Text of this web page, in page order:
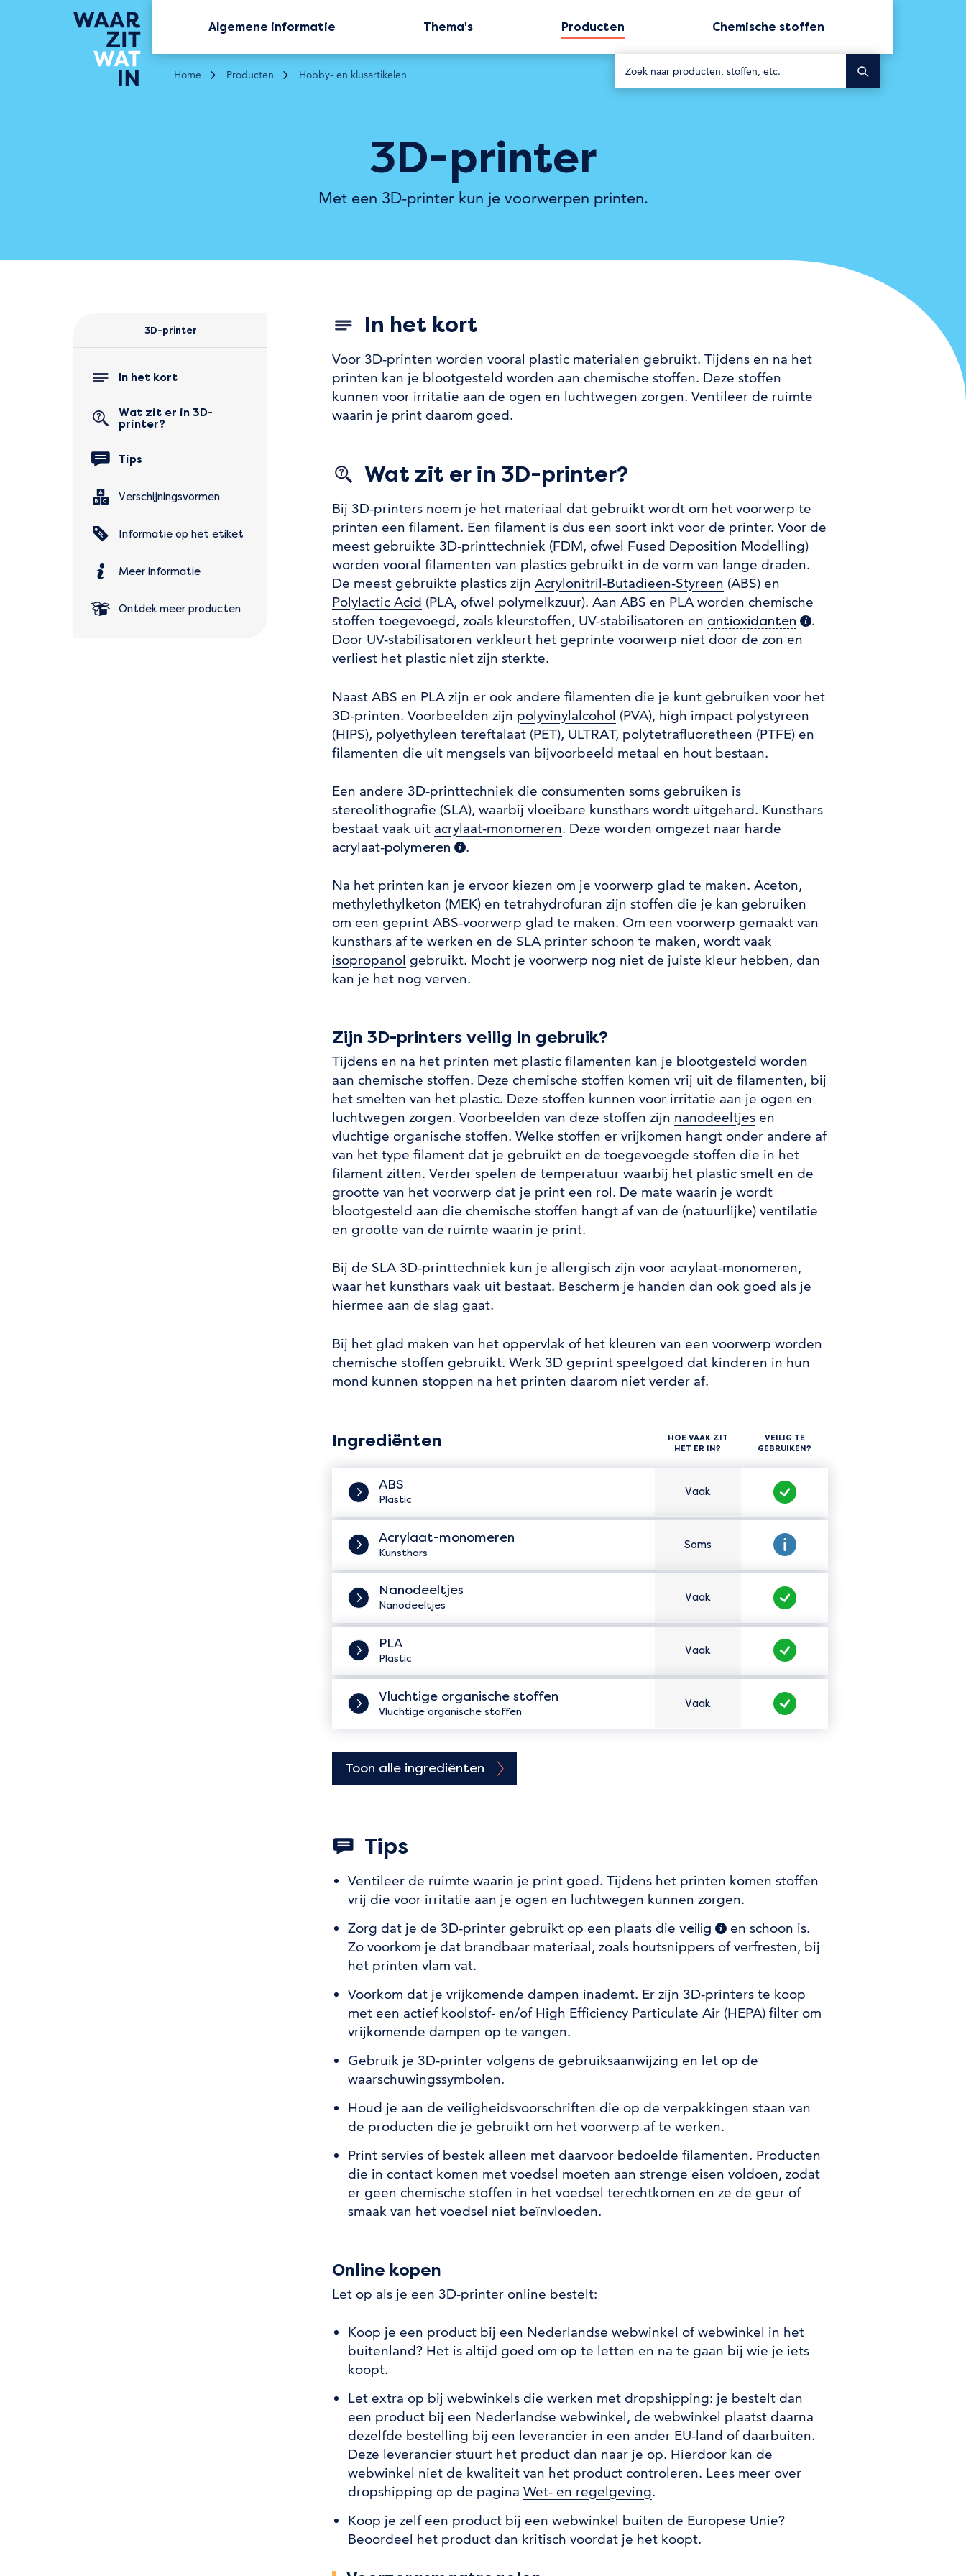
Algemene informatie Thema's Producten Chemische stoffen
Zoek
Home Producten Hobby- en klusartikelen
3D-printer
Met een 3D-printer kun je voorwerpen printen.
3D-printer
In het kort
Wat zit er in 3D-
printer?
Tips
Verschijningsvormen
Informatie op het etiket
Meer informatie
Ontdek meer producten
In het kort
Voor 3D-printen worden vooral plastic materialen gebruikt. Tijdens en na het
printen kan je blootgesteld worden aan chemische stoffen. Deze stoffen
kunnen voor irritatie aan de ogen en luchtwegen zorgen. Ventileer de ruimte
waarin je print daarom goed.
Wat zit er in 3D-printer?
Bij 3D-printers noem je het materiaal dat gebruikt wordt om het voorwerp te
printen een filament. Een filament is dus een soort inkt voor de printer. Voor de
meest gebruikte 3D-printtechniek (FDM, ofwel Fused Deposition Modelling)
worden vooral filamenten van plastics gebruikt in de vorm van lange draden.
De meest gebruikte plastics zijn Acrylonitril-Butadieen-Styreen (ABS) en
Polylactic Acid (PLA, ofwel polymelkzuur). Aan ABS en PLA worden chemische
stoffen toegevoegd, zoals kleurstoffen, UV-stabilisatoren en antioxidanten (extra informatie)
.
Door UV-stabilisatoren verkleurt het geprinte voorwerp niet door de zon en
verliest het plastic niet zijn sterkte.
Naast ABS en PLA zijn er ook andere filamenten die je kunt gebruiken voor het
3D-printen. Voorbeelden zijn polyvinylalcohol (PVA), high impact polystyreen
(HIPS), polyethyleen tereftalaat (PET), ULTRAT, polytetrafluoretheen (PTFE) en
filamenten die uit mengsels van bijvoorbeeld metaal en hout bestaan.
Een andere 3D-printtechniek die consumenten soms gebruiken is
stereolithografie (SLA), waarbij vloeibare kunsthars wordt uitgehard. Kunsthars
bestaat vaak uit acrylaat-monomeren. Deze worden omgezet naar harde
acrylaat-polymeren (extra informatie)
.
Na het printen kan je ervoor kiezen om je voorwerp glad te maken. Aceton,
methylethylketon (MEK) en tetrahydrofuran zijn stoffen die je kan gebruiken
om een geprint ABS-voorwerp glad te maken. Om een voorwerp gemaakt van
kunsthars af te werken en de SLA printer schoon te maken, wordt vaak
isopropanol gebruikt. Mocht je voorwerp nog niet de juiste kleur hebben, dan
kan je het nog verven.
Zijn 3D-printers veilig in gebruik?
Tijdens en na het printen met plastic filamenten kan je blootgesteld worden
aan chemische stoffen. Deze chemische stoffen komen vrij uit de filamenten, bij
het smelten van het plastic. Deze stoffen kunnen voor irritatie aan je ogen en
luchtwegen zorgen. Voorbeelden van deze stoffen zijn nanodeeltjes en
vluchtige organische stoffen. Welke stoffen er vrijkomen hangt onder andere af
van het type filament dat je gebruikt en de toegevoegde stoffen die in het
filament zitten. Verder spelen de temperatuur waarbij het plastic smelt en de
grootte van het voorwerp dat je print een rol. De mate waarin je wordt
blootgesteld aan die chemische stoffen hangt af van de (natuurlijke) ventilatie
en grootte van de ruimte waarin je print.
Bij de SLA 3D-printtechniek kun je allergisch zijn voor acrylaat-monomeren,
waar het kunsthars vaak uit bestaat. Bescherm je handen dan ook goed als je
hiermee aan de slag gaat.
Bij het glad maken van het oppervlak of het kleuren van een voorwerp worden
chemische stoffen gebruikt. Werk 3D geprint speelgoed dat kinderen in hun
mond kunnen stoppen na het printen daarom niet verder af.
Ingrediënten
HOE VAAK ZIT
HET ER IN?
VEILIG TE
GEBRUIKEN?
ABS
Plastic Hoe vaak zit het er in?
Vaak
Veilig te gebruiken?
Acrylaat-monomeren
Kunsthars Hoe vaak zit het er in?
Soms
Veilig te gebruiken?
Nanodeeltjes
Nanodeeltjes Hoe vaak zit het er in?
Vaak
Veilig te gebruiken?
PLA
Plastic Hoe vaak zit het er in?
Vaak
Veilig te gebruiken?
Vluchtige organische stoffen
Vluchtige organische stoffen Hoe vaak zit het er in?
Vaak
Veilig te gebruiken?
Toon alle ingrediënten
Tips
Ventileer de ruimte waarin je print goed. Tijdens het printen komen stoffen
vrij die voor irritatie aan je ogen en luchtwegen kunnen zorgen.
Zorg dat je de 3D-printer gebruikt op een plaats die veilig (extra informatie)
en schoon is.
Zo voorkom je dat brandbaar materiaal, zoals houtsnippers of verfresten, bij
het printen vlam vat.
Voorkom dat je vrijkomende dampen inademt. Er zijn 3D-printers te koop
met een actief koolstof- en/of High Efficiency Particulate Air (HEPA) filter om
vrijkomende dampen op te vangen.
Gebruik je 3D-printer volgens de gebruiksaanwijzing en let op de
waarschuwingssymbolen.
Houd je aan de veiligheidsvoorschriften die op de verpakkingen staan van
de producten die je gebruikt om het voorwerp af te werken.
Print servies of bestek alleen met daarvoor bedoelde filamenten. Producten
die in contact komen met voedsel moeten aan strenge eisen voldoen, zodat
er geen chemische stoffen in het voedsel terechtkomen en ze de geur of
smaak van het voedsel niet beïnvloeden.
Online kopen
Let op als je een 3D-printer online bestelt:
Koop je een product bij een Nederlandse webwinkel of webwinkel in het
buitenland? Het is altijd goed om op te letten en na te gaan bij wie je iets
koopt.
Let extra op bij webwinkels die werken met dropshipping: je bestelt dan
een product bij een Nederlandse webwinkel, de webwinkel plaatst daarna
dezelfde bestelling bij een leverancier in een ander EU-land of daarbuiten.
Deze leverancier stuurt het product dan naar je op. Hierdoor kan de
webwinkel niet de kwaliteit van het product controleren. Lees meer over
dropshipping op de pagina Wet- en regelgeving.
Koop je zelf een product bij een webwinkel buiten de Europese Unie?
Beoordeel het product dan kritisch voordat je het koopt.